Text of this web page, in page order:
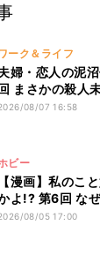
ーク＆ライフ
婦・恋人の泥
まさかの殺人
てられた元カ
08/07 16:58
ビー
【漫画】私のこ
よ!? 第6回 な
に来ることに!?
08/05 17:00